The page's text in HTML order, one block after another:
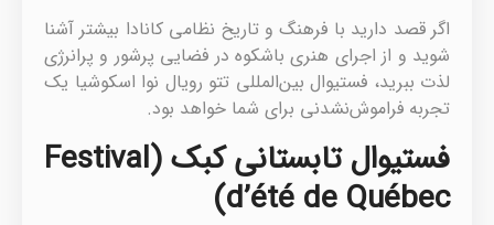
اگر قصد دارید با فرهنگ و تاریخ نظامی کانادا بیشتر آشنا
شوید و از اجرای هنری باشکوه در فضایی پرشور و پرانرژی
لذت ببرید، فستیوال بین‌المللی تتو رویال نوا اسکوشیا یک
تجربه فراموش‌نشدنی برای شما خواهد بود.
فستیوال تابستانی کبک (Festival
d’été de Québec)